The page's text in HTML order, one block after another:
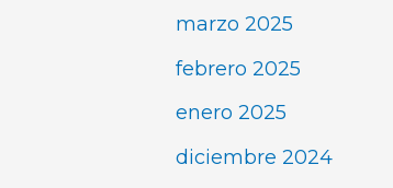
marzo 2025
febrero 2025
enero 2025
diciembre 2024